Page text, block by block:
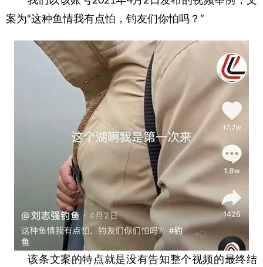
案为“这种鱼情我有点怕，钓友们你怕吗？”
该条文案的特点就是没有告知整个视频的最终结